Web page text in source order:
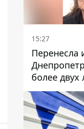
15:27
Перенесла
более двух